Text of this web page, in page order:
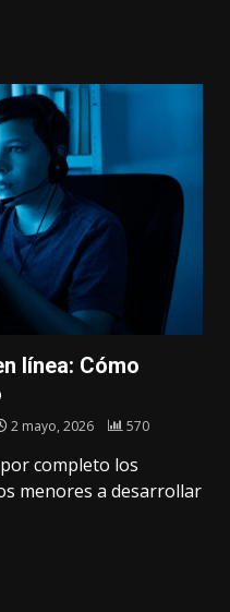
línea: Cómo
2 mayo, 2026 570
completo los
menores a desarrollar